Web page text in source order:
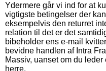
Ydermere går vi ind for at
vigtigste betingelser der
eksempelvis den returret
relation til det er det
bibeholder ens e-mail
bevidne handlen af Intra
Massiv, uanset om du
herre.